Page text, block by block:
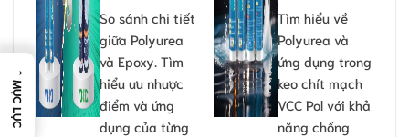
So sánh chi tiết
giữa Polyurea
và Epoxy. Tìm
hiểu ưu nhược
điểm và ứng
dụng của từng
Tìm hiểu về
Polyurea và
ứng dụng trong
keo chít mạch
VCC Pol với khả
năng chống
→
MỤC LỤC